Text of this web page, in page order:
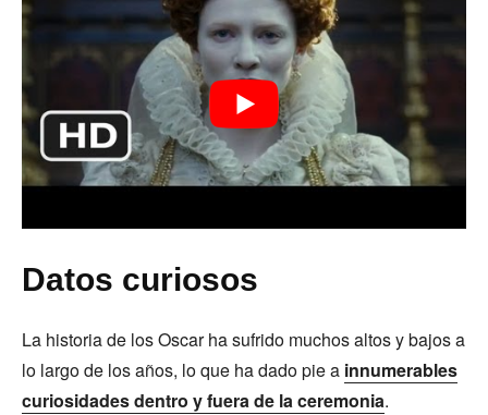
Datos curiosos
La historia de los Oscar ha sufrido muchos altos y bajos a
lo largo de los años, lo que ha dado pie a innumerables
curiosidades dentro y fuera de la ceremonia.